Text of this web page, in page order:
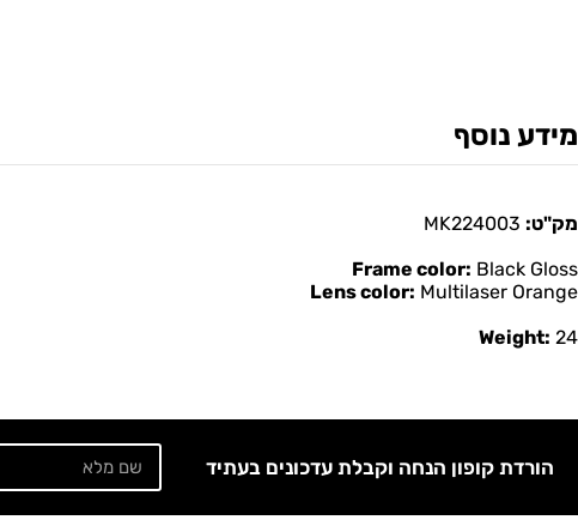
מידע נוסף
מק"ט:
Frame color: Black Gloss
Lens color: Multilaser Orange
Weight: 24
הורדת קופון הנחה וקבלת עדכונים בעתיד